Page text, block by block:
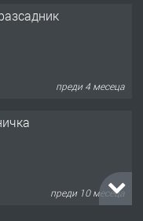
преди 4 месеца
преди 10 месеца